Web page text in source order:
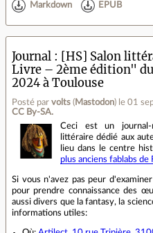
Markdown EPUB
Journal
[HS] Salon
Livre – 2ème édition"
2024 à Toulouse
Posté par volts ( Mastodon) le 01
CC By‑SA.
Ceci est un journal-
littéraire dédié aux
lieu dans le centre
plus anciens fablabs
Si vous n'avez pas peur
pour prendre connaissance des
aussi divers que la fantasy, la
informations utiles: